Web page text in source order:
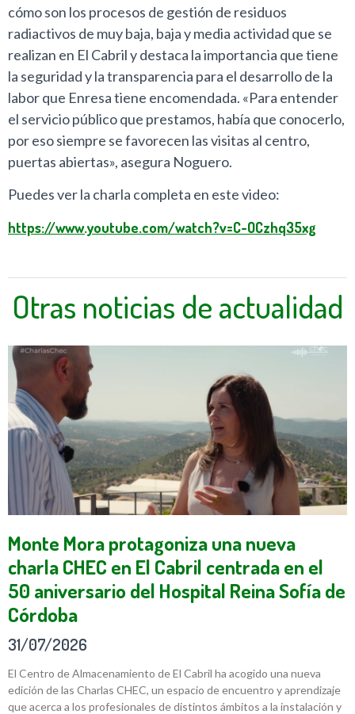
cómo son los procesos de gestión de residuos
radiactivos de muy baja, baja y media actividad que se
realizan en El Cabril y destaca la importancia que tiene
la seguridad y la transparencia para el desarrollo de la
labor que Enresa tiene encomendada. «Para entender
el servicio público que prestamos, había que conocerlo,
por eso siempre se favorecen las visitas al centro,
puertas abiertas», asegura Noguero.
Puedes ver la charla completa en este video:
https://www.youtube.com/watch?v=C-OCzhq35xg
Otras noticias de actualidad
Monte Mora protagoniza una nueva
charla CHEC en El Cabril centrada en el
50 aniversario del Hospital Reina Sofía de
Córdoba
31/07/2026
El Centro de Almacenamiento de El Cabril ha acogido una nueva
edición de las Charlas CHEC, un espacio de encuentro y aprendizaje
que acerca a los profesionales de distintos ámbitos a la instalación y